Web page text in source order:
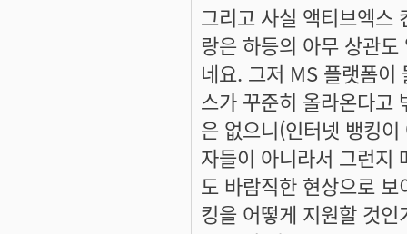
그리고 사실 액티브엑스
랑은 하등의 아무 상관
네요. 그저 MS 플랫폼이
스가 꾸준히 올라온다고
은 없으니(인터넷 뱅킹
자들이 아니라서 그런지
도 바람직한 현상으로
킹을 어떻게 지원할 것